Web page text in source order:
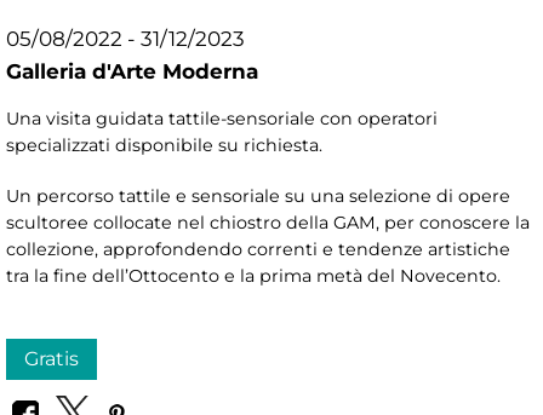
05/08/2022 - 31/12/2023
Galleria d'Arte Moderna
Una visita guidata tattile-sensoriale con operatori
specializzati disponibile su richiesta.
Un percorso tattile e sensoriale su una selezione di opere
scultoree collocate nel chiostro della GAM, per conoscere la
collezione, approfondendo correnti e tendenze artistiche
tra la fine dell’Ottocento e la prima metà del Novecento.
Gratis